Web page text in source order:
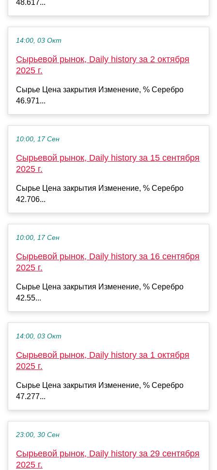
48.617...
14:00, 03 Окт
Сырьевой рынок, Daily history за 2 октября
2025 г.
Сырье Цена закрытия Изменение, % Серебро
46.971...
10:00, 17 Сен
Сырьевой рынок, Daily history за 15 сентября
2025 г.
Сырье Цена закрытия Изменение, % Серебро
42.706...
10:00, 17 Сен
Сырьевой рынок, Daily history за 16 сентября
2025 г.
Сырье Цена закрытия Изменение, % Серебро
42.55...
14:00, 03 Окт
Сырьевой рынок, Daily history за 1 октября
2025 г.
Сырье Цена закрытия Изменение, % Серебро
47.277...
23:00, 30 Сен
Сырьевой рынок, Daily history за 29 сентября
2025 г.